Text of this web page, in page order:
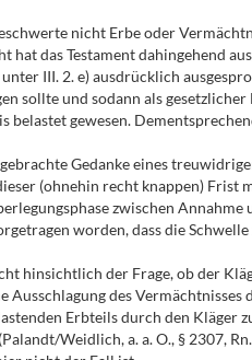
nicht Erbe oder
das Testament dahingehend
III. 2. e) ausdrücklich
sollte und sodann als
gewesen.
Gedanke eines
(ohnehin recht knappen)
zwischen
worden, dass die
hinsichtlich der Frage, ob der
Ausschlagung des
Erbteils durch den
Weidlich, a. a. O., §